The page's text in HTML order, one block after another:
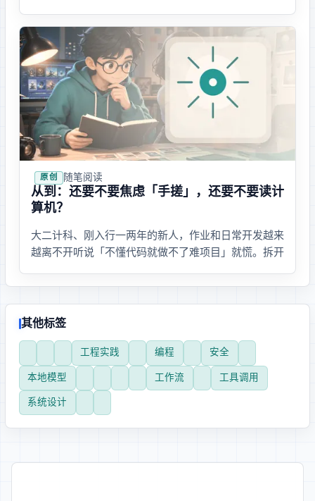
美国科技资本后可能触动的几件事。
原创 随笔· 阅读
从 vibe coding 到 agent：还要不要焦虑「手搓」，还要不要读计
算机？
大二计科、刚入行一两年的新人，作业和日常开发越来
越离不开 AI——听说「不懂代码就做不了难项目」就慌。拆开
机这条线。
其他标签
#工程实践 #AI 编程 #安全
#本地模型 #工作流 #工具调用
#系统设计